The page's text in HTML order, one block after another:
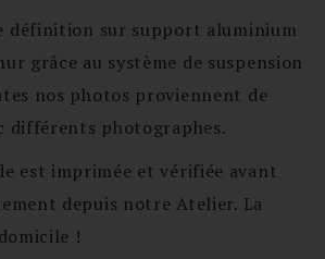
définition sur support aluminium
grâce au système de suspension
nos photos proviennent de
différents photographes.
est imprimée et vérifiée avant
depuis notre Atelier. La
!